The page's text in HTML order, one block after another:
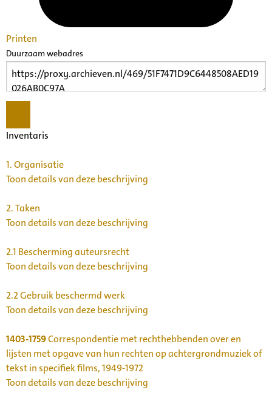
Printen
Duurzaam webadres
Inventaris
1.Organisatie
Toon details van deze beschrijving
2.Taken
Toon details van deze beschrijving
2.1 Bescherming auteursrecht
Toon details van deze beschrijving
2.2Gebruik beschermd werk
Toon details van deze beschrijving
1403-1759Correspondentie met rechthebbenden over en
lijsten met opgave van hun rechten op achtergrondmuziek of
tekst in specifiek films, 1949-1972
Toon details van deze beschrijving